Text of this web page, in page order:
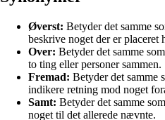
Øverst: Betyder det samme
beskrive noget der er placeret
Over: Betyder det samme
to ting eller personer sammen.
Fremad: Betyder det samme
indikere retning mod noget
Samt: Betyder det samme
noget til det allerede nævnte.